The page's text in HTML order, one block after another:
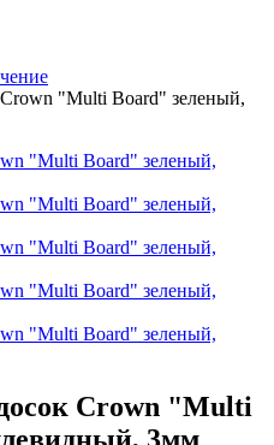
"Multi Board" зеленый,
Crown "Multi
3мм